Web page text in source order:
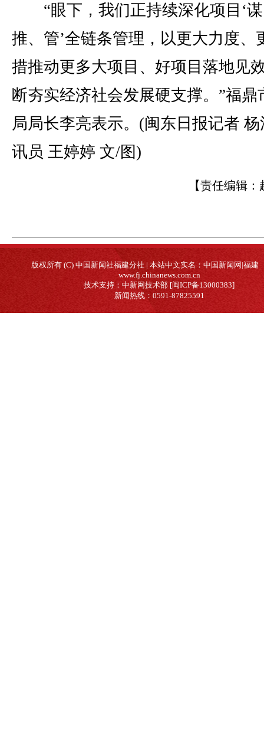
“眼下，我们正持续深化项目‘
推、管’全链条管理，以更大力度、
措推动更多大项目、好项目落地见
断夯实经济社会发展硬支撑。”福鼎
局局长李亮表示。(闽东日报记者 杨
讯员 王婷婷 文/图)
【责任编辑：
版权所有 (C) 中国新闻社福建分社 | 本站中文实名：中国新闻网|福建
www.fj.chinanews.com.cn
技术支持：中新网技术部 [闽ICP备13000383]
新闻热线：0591-87825591